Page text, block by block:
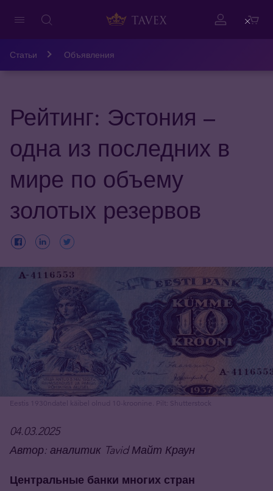
Статьи Объявления
Рейтинг: Эстония –
одна из последних в
мире по объему
золотых резервов
Eestis 1930ndatel käibel olnud 10-kroonine. Pilt: Shutterstock
04.03.2025
Автор: аналитик Tavid Майт Краун
Центральные банки многих стран
Close